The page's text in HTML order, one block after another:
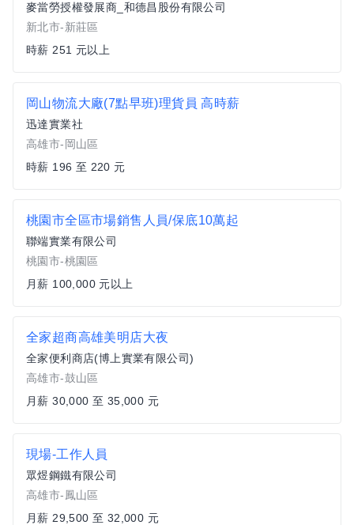
麥當勞授權發展商_和德昌股份有限公司
新北市-新莊區
時薪 251 元以上
岡山物流大廠(7點早班)理貨員 高時薪
迅達實業社
高雄市-岡山區
時薪 196 至 220 元
桃園市全區市場銷售人員/保底10萬起
聯端實業有限公司
桃園市-桃園區
月薪 100,000 元以上
全家超商高雄美明店大夜
全家便利商店(博上實業有限公司)
高雄市-鼓山區
月薪 30,000 至 35,000 元
現場-工作人員
眾煜鋼鐵有限公司
高雄市-鳳山區
月薪 29,500 至 32,000 元